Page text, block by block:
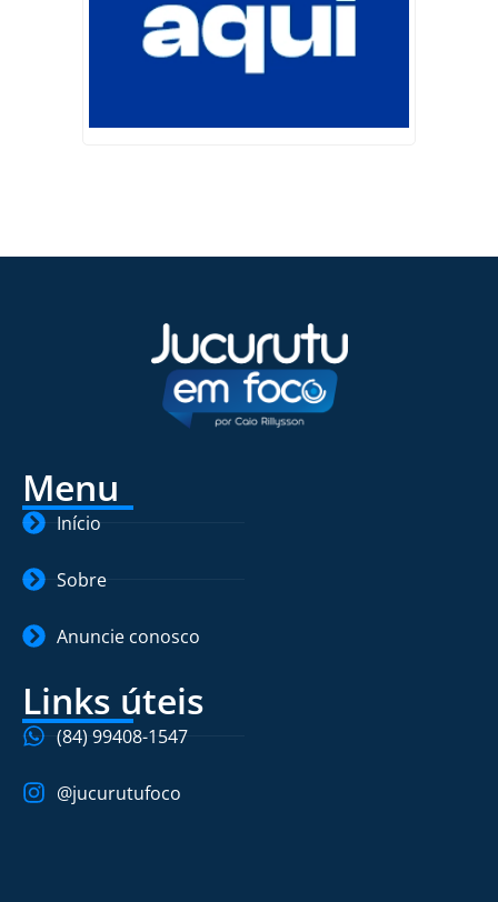
Menu
Início
Sobre
Anuncie conosco
Links úteis
(84) 99408-1547
@jucurutufoco